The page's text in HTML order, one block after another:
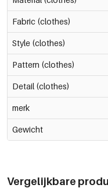
Fabric (clothes)
Style (clothes)
Pattern (clothes)
Detail (clothes)
merk
Gewicht
Vergelijkbare